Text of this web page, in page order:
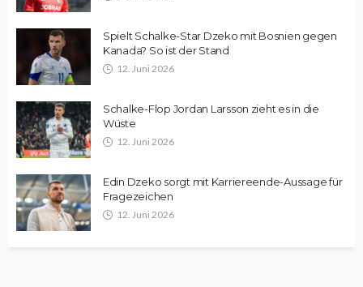
Spielt Schalke-Star Dzeko mit Bosnien gegen
Kanada? So ist der Stand
12. Juni 2026
Schalke-Flop Jordan Larsson zieht es in die
Wüste
12. Juni 2026
Edin Dzeko sorgt mit Karriereende-Aussage für
Fragezeichen
12. Juni 2026